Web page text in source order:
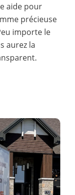
aide pour
précieuse
importe le
aurez la